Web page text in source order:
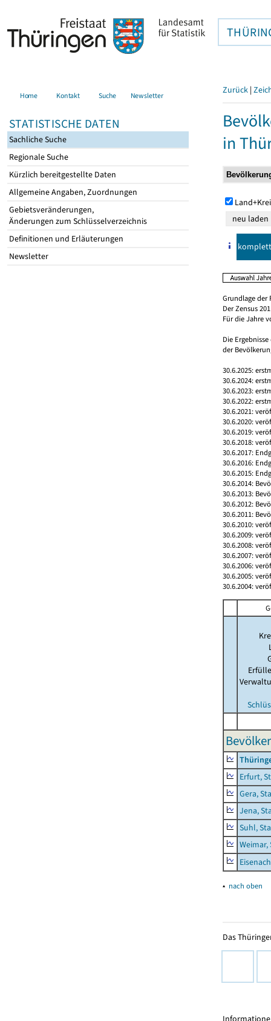
Home Kontakt Suche Newsletter
STATISTISCHE DATEN
Sachliche Suche
Regionale Suche
Kürzlich bereitgestellte Daten
Allgemeine Angaben, Zuordnungen
Gebietsveränderungen,
Änderungen zum Schlüsselverzeichnis
Definitionen und Erläuterungen
Newsletter
Zurück |
in
komplett
Grundlage der
Der Zensus
Für die Jahre
Die
der
30.6.2025:
30.6.2024:
30.6.2023:
30.6.2022:
30.6.2021:
30.6.2020:
30.6.2019:
30.6.2018:
30.6.2017:
30.6.2016:
30.6.2015:
30.6.2014:
30.6.2013:
30.6.2012:
30.6.2011:
30.6.2010:
30.6.2009:
30.6.2008:
30.6.2007:
30.6.2006:
30.6.2005:
30.6.2004:
Erfurt,
Gera,
Jena,
Suhl,
Weimar,
▴ nach oben
Das